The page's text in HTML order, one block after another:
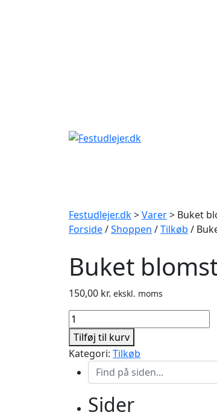
Festudlejer.dk>Varer> Buket
Forside/Shoppen /Tilkøb /
Buket
150,00 kr. ekskl. moms
Buket
blomster
antal
Tilføj til kurv
Kategori: Tilkøb
Sider